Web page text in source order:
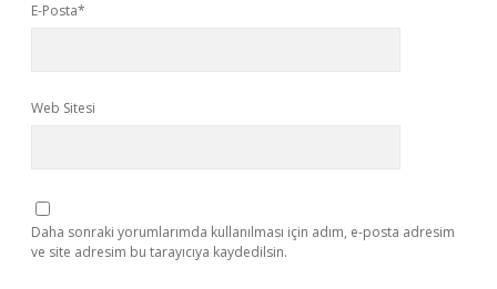
E-Posta*
Web Sitesi
Daha sonraki yorumlarımda kullanılması için adım, e-posta adresim
ve site adresim bu tarayıcıya kaydedilsin.